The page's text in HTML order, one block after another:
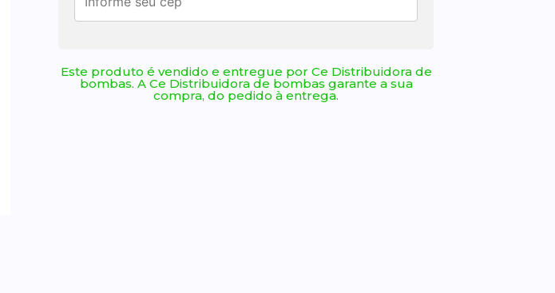
Este produto é vendido e entregue por Ce Distribuidora de
bombas. A Ce Distribuidora de bombas garante a sua
compra, do pedido à entrega.